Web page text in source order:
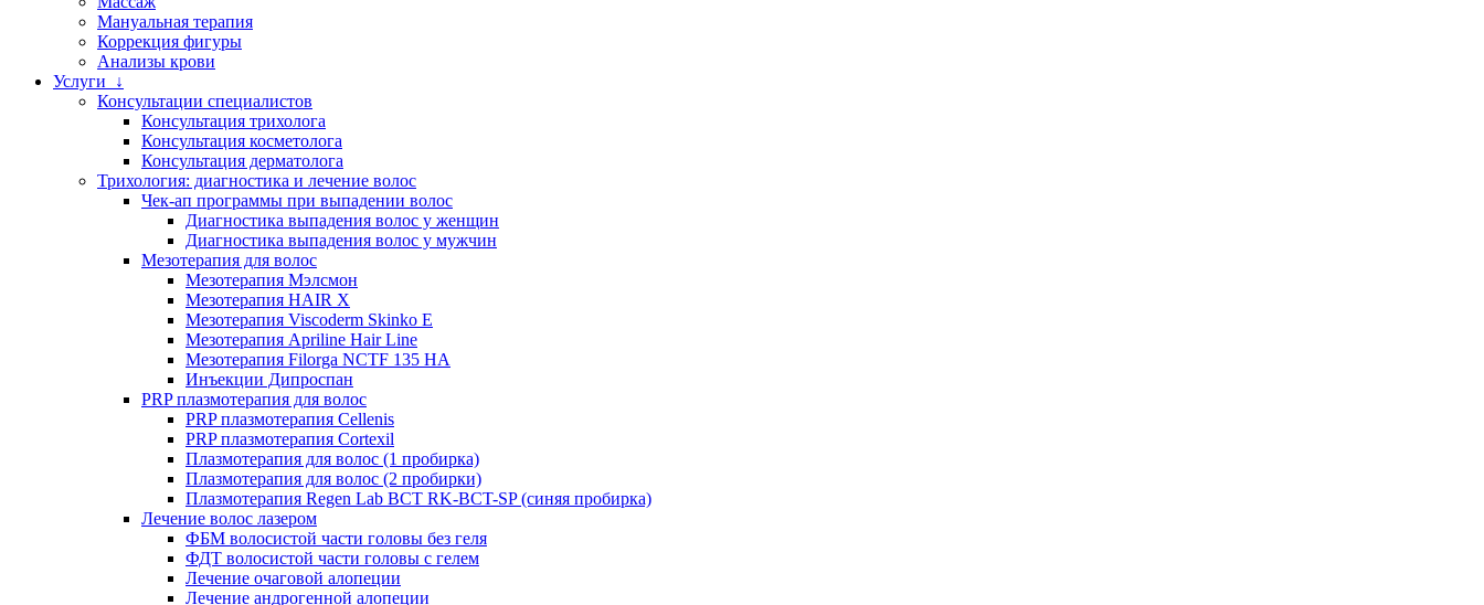
Мануальная терапия
Коррекция фигуры
Анализы крови
Услуги ↓
Консультации специалистов
Консультация трихолога
Консультация косметолога
Консультация дерматолога
Трихология: диагностика и лечение волос
Чек-ап программы при выпадении волос
Диагностика выпадения волос у женщин
Диагностика выпадения волос у мужчин
Мезотерапия для волос
Мезотерапия Мэлсмон
Мезотерапия HAIR X
Мезотерапия Viscoderm Skinko E
Мезотерапия Apriline Hair Line
Мезотерапия Filorga NCTF 135 HA
Инъекции Дипроспан
PRP плазмотерапия для волос
PRP плазмотерапия Cellenis
PRP плазмотерапия Cortexil
Плазмотерапия для волос (1 пробирка)
Плазмотерапия для волос (2 пробирки)
Плазмотерапия Regen Lab BCT RK-BCT-SP (синяя пробирка)
Лечение волос лазером
ФБМ волосистой части головы без геля
ФДТ волосистой части головы с гелем
Лечение очаговой алопеции
Лечение андрогенной алопеции